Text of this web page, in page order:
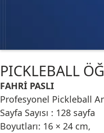
PICKLEBALL
FAHRİ PASLI
Profesyonel Pickleball
Sayfa Sayısı : 128 sayfa
Boyutları: 16 × 24 cm,